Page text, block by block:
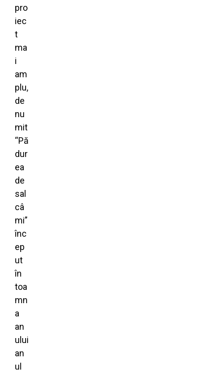
pro
iec
t
ma
i
am
plu,
de
nu
mit
“Pă
dur
ea
de
sal
câ
mi”
înc
ep
ut
în
toa
mn
a
an
ului
an
ul